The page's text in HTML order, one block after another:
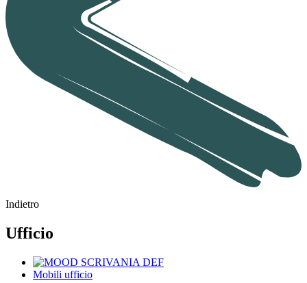
Indietro
Ufficio
Mobili ufficio